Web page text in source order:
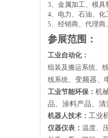
3、 金属加工、模具
4、 电力、石油、 化
5、经销商、代理商
参展范围：
工业自动化：
组装及搬运系统、
线系统、 变频器、
工业节能环保： 机
品、涂料产品、清
机器人技术： 工业
仪器仪表 ： 温度、